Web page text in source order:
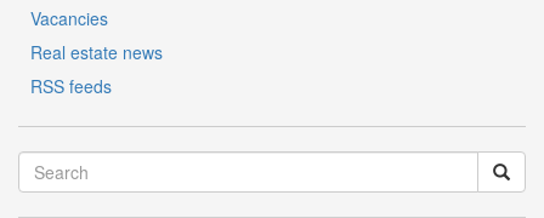
Vacancies
Real estate news
RSS feeds